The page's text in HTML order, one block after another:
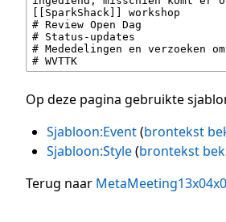
Op deze pagina gebruikte
Sjabloon:Event(brontekst
Sjabloon:Style(brontekst
Terug naar